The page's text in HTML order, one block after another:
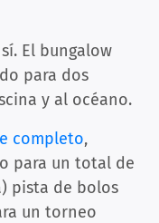
El bungalow
para dos
y al océano.
completo,
para un total de
pista de bolos
un torneo